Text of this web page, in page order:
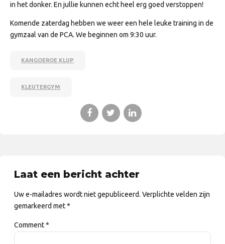
in het donker. En jullie kunnen echt heel erg goed verstoppen!
Komende zaterdag hebben we weer een hele leuke training in de
gymzaal van de PCA. We beginnen om 9:30 uur.
KANGOEROE KLUP
KLEUTERGYM
Laat een bericht achter
Uw e-mailadres wordt niet gepubliceerd. Verplichte velden zijn
gemarkeerd met *
Comment*